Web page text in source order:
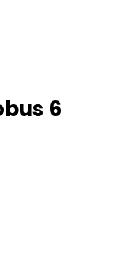
6